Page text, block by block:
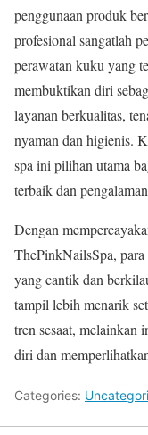
penggunaan produk
profesional sangatlah
perawatan kuku yang
membuktikan diri
layanan berkualitas,
nyaman dan higienis.
spa ini pilihan utama
terbaik dan
Dengan
ThePinkNailsSpa,
yang cantik dan
tampil lebih menarik
tren sesaat, melainkan
diri dan
Categories: